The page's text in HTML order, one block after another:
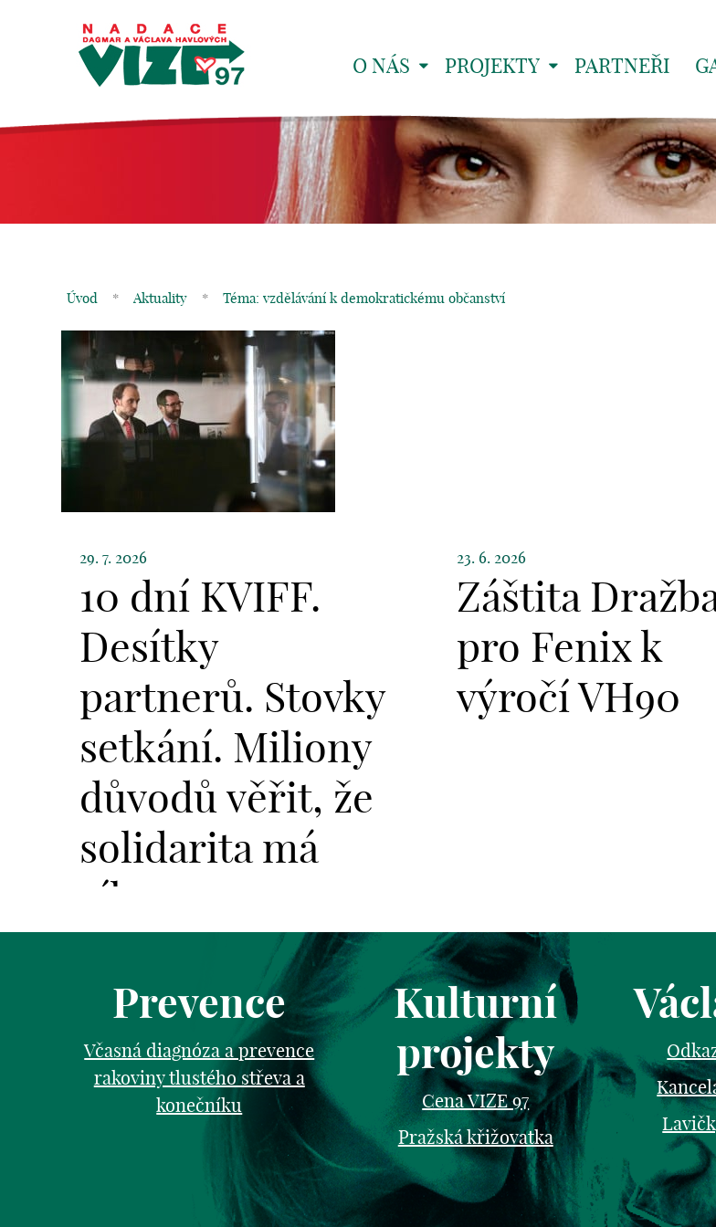
O NÁS PROJEKTY PARTNEŘI
Úvod * Aktuality * Téma: vzdělávání k demokratickému občanství
29. 7. 2026
10 dní KVIFF.
Desítky
partnerů. Stovky
setkání. Miliony
důvodů věřit, že
solidarita má
sílu.
23. 6. 2026
Záštita
pro Fenix k
výročí VH90
Prevence
Včasná diagnóza a prevence
rakoviny tlustého střeva a
konečníku
Kulturní
projekty
Cena VIZE 97
Pražská křižovatka